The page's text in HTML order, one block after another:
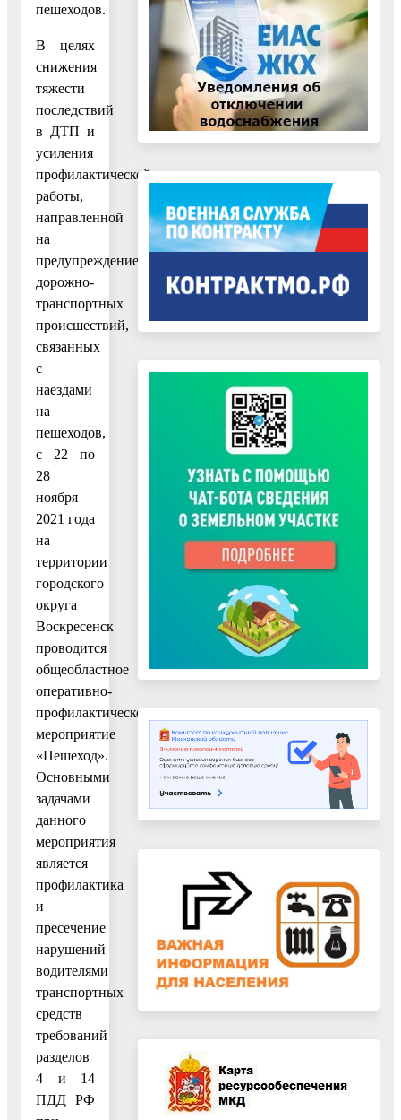
пешеходов.
В целях
снижения
тяжести
последствий
в ДТП и
усиления
профилактической
работы,
направленной
на
предупреждение
дорожно-
транспортных
происшествий,
связанных
с
наездами
на
пешеходов,
с 22 по
28
ноября
2021 года
на
территории
городского
округа
Воскресенск
проводится
общеобластное
оперативно-
профилактическое
мероприятие
«Пешеход».
Основными
задачами
данного
мероприятия
является
профилактика
и
пресечение
нарушений
водителями
транспортных
средств
требований
разделов
4 и 14
ПДД РФ